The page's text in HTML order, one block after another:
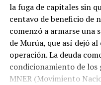
la fuga de capitales sin
centavo de beneficio de
comenzó a armarse una
de Murúa, que así dejó
operación. La deuda
condicionamiento de
MNER (Movimiento